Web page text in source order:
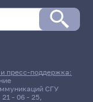
пресс-поддержка:
СГУ
21 - 06 - 25,